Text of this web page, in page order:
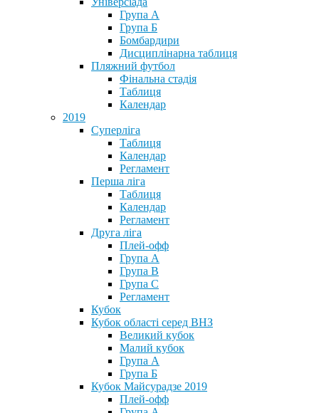
Група А
Група Б
Бомбардири
Дисциплінарна таблиця
Пляжний футбол
Фінальна стадія
Таблиця
Календар
2019
Суперліга
Таблиця
Календар
Регламент
Перша ліга
Таблиця
Календар
Регламент
Друга ліга
Плей-офф
Група А
Група В
Група С
Регламент
Кубок
Кубок області серед ВНЗ
Великий кубок
Малий кубок
Група А
Група Б
Кубок Майсурадзе 2019
Плей-офф